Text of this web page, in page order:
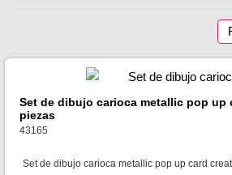
Set de dibujo carioca metallic pop up
piezas
43165
Set de dibujo carioca metallic pop up card